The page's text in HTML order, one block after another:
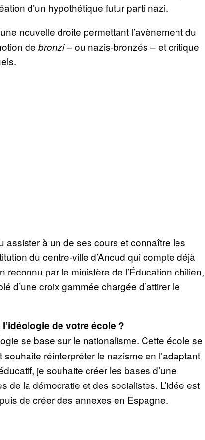
d’un hypothétique futur parti nazi.
nouvelle droite permettant l’avènement du
de bronzi– ou nazis-bronzés – et critique
assister à un de ses cours et connaître les
du centre-ville d’Ancud qui compte déjà
par le ministère de l’Éducation chilien,
d’une croix gammée chargée d’attirer le
de votre école ?
se base sur le nationalisme. Cette école se
réinterpréter le nazisme en l’adaptant
je souhaite créer les bases d’une
de la démocratie et des socialistes. L’idée est
de créer des annexes en Espagne.